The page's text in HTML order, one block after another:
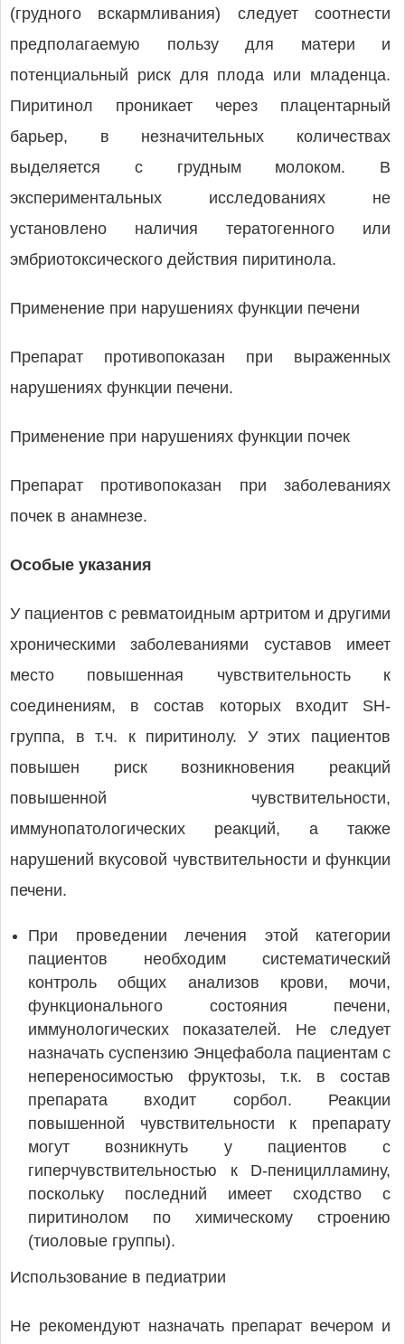
(грудного вскармливания) следует соотнести
предполагаемую пользу для матери и
потенциальный риск для плода или младенца.
Пиритинол проникает через плацентарный
барьер, в незначительных количествах
выделяется с грудным молоком. В
экспериментальных исследованиях не
установлено наличия тератогенного или
эмбриотоксического действия пиритинола.
Применение при нарушениях функции печени
Препарат противопоказан при выраженных
нарушениях функции печени.
Применение при нарушениях функции почек
Препарат противопоказан при заболеваниях
почек в анамнезе.
Особые указания
У пациентов с ревматоидным артритом и другими
хроническими заболеваниями суставов имеет
место повышенная чувствительность к
соединениям, в состав которых входит SH-
группа, в т.ч. к пиритинолу. У этих пациентов
повышен риск возникновения реакций
повышенной чувствительности,
иммунопатологических реакций, а также
нарушений вкусовой чувствительности и функции
печени.
При проведении лечения этой категории
пациентов необходим систематический
контроль общих анализов крови, мочи,
функционального состояния печени,
иммунологических показателей. Не следует
назначать суспензию Энцефабола пациентам с
непереносимостью фруктозы, т.к. в состав
препарата входит сорбол. Реакции
повышенной чувствительности к препарату
могут возникнуть у пациентов с
гиперчувствительностью к D-пеницилламину,
поскольку последний имеет сходство с
пиритинолом по химическому строению
(тиоловые группы).
Использование в педиатрии
Не рекомендуют назначать препарат вечером и